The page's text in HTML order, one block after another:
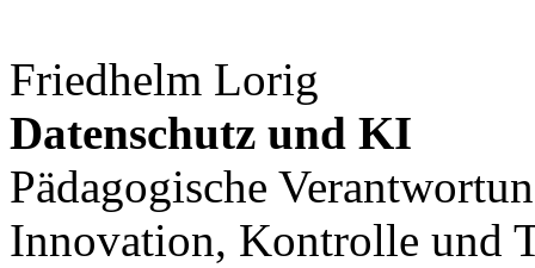
Friedhelm Lorig
Datenschutz und KI
Pädagogische
Innovation, Kontrolle und